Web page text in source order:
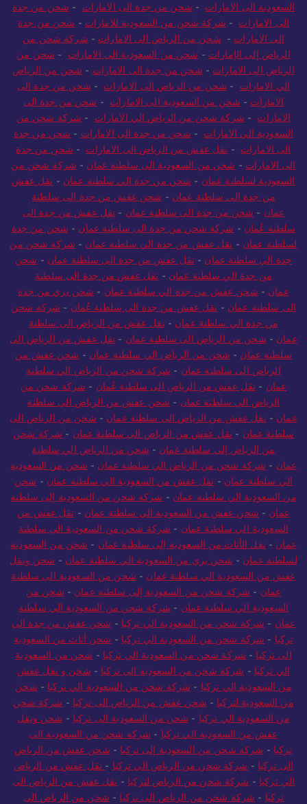
الي الامارات-شحن من جدة الى الامارات- شركة شحن من
السعودية الى الامارات-شحن من جدة الى الامارات -شحن من جدة
الى الامارات- شركة شحن من السعودية للامارات- شحن من جدة
الى الامارات- شحن من الرياض الى الامارات-شركة شحن من
الرياض إلى الإمارات-شحن من السعودية الى الامارات-شحن من
الرياض الى الامارات- شحن من جدة الى الامارات -شحن من الرياض
الي الامارات-شحن من الرياض الى الامارات -شحن من جدة الى
الامارات-شحن من السعودية الى الامارات-شحن من جدة الى
الامارات - شركة شحن من الرياض الي الامارات -شركة شحن من
السعودية الي الامارات- شحن من جدة الى الامارات -شحن من جدة
الى الامارات-نقل عفش من الرياض الى الامارات -شحن من جدة
الى الامارات -شحن من السعودية الى سلطنة عمان -شركة شحن من
السعودية لسلطنة عمان-شحن من جدة الي سلطنة عمان -نقل عفش
من جدة الى سلطنة عمان-شحن عفش من جدة الى سلطنة
عمان-شحن من جدة الى سلطنة عمان-نقل عفش من جدة الى
سلطنة عُمان- شركة شحن من جدة الى سلطنة عمان - شحن من جدة
لسلطنة عمان-نقل عفش من جدة الي سلطنة عمان-شركة شحن من
جدة الي سلطنة عمان-نقل عفش من جدة الى سلطنة عمان-شحن
من جدة الي سلطنة عمان-
نقل عفش من جدة الى سلطنة
عمان-شحن عفش من جدة الي سلطنة عمان- شحن بري من جدة
الى سلطنة عمان
- نقل عفش من جدة الى سلطنة عُمان-
شركة شحن
من جدة الي سلطنة عمان-نقل عفش من الرياض الى سلطنة
عمان-شحن من الرياض الى سلطنة عمان-نقل عفش من الرياض الى
سلطنة عمان -شحن من الرياض الي سلطنة عمان- شحن عفش من
الرياض الى سلطنة عمان-
شركة شحن من الرياض الي سلطنة
عمان- نقل عفش من الرياض الى سلطنة عُمان-شركة شحن من
الرياض الي سلطنة عمان
-شحن عفش من الرياض الي سلطنة
عمان- نقل عفش من الرياض الى سلطنة عمان- شحن من الرياض الى
سلطنة عمان- نقل عفش من الرياض الى سلطنة عمان-
شركة شحن
من الرياض إلى سلطنة عمان- شحن من الرياض الي سلطنة
عمان - شركة شحن من الرياض الي سلطنة عمان -شحن من السعودية
الي سلطنة عمان -نقل عفش من السعودية الي سلطنة عمان -شحن
من السعودية الي سلطنة عمان-شركة شحن من السعودية إلى سلطنة
عمان-شحن عفش من السعودية الي سلطنة عمان-نقل عفش من
السعودية الي سلطنة عمان-شركة شحن من السعودية الي سلطنة
عمان- نقل الأثاث من السعودية إلى سلطنة عمان- شحن من السعودية
لسلطنة عمان-شحن بري من السعودية الي سلطنة عمان-شحن ونقل
عفش من السعودية الي سلطنة عمان-شحن من السعودية الى سلطنة
عمان- شركة شحن من السعودية إلى سلطنة عمان- شحن من
السعودية الي سلطنة عمان-شركة شحن من السعودية الي سلطنة
عمان - شركة شحن من السعودية الي تركيا - شحن عفش من جدة الى
تركيا-شركة شحن من السعودية الي تركيا-شحن أثاث من السعودية
الى تركيا- شركة شحن من السعودية الي تركيا- شحن من السعودية
الي تركيا-شركة شحن من السعودية الى تركيا-شحن و نقل عفش
من السعودية الي تركيا-شركة شحن من السعودية الي تركيا- شحن
من السعودية لتركيا-شحن عفش من الرياض الى تركيا - شركة شحن
من السعودية الي تركيا -شحن من السعودية الى تركيا-شحن ونقل
عفش من السعودية الي تركيا-شركة شحن من السعودية الى
تركيا-شركة شحن من السعودية إلى تركيا- شحن عفش من الرياض
الى تركيا -شركة شحن من الرياض الي تركيا-
نقل عفش من الرياض
الي تركيا-شركة شحن من الرياض لتركيا- نقل عفش من الرياض الى